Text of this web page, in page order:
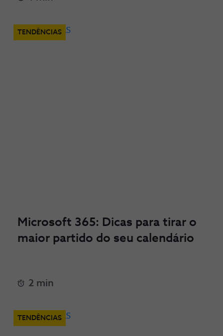
TENDÊNCIAS
Microsoft 365: Dicas para tirar o
maior partido do seu calendário
2 min
TENDÊNCIAS